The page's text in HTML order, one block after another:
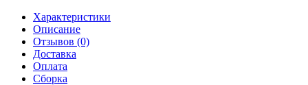
Характеристики
Описание
Отзывов (0)
Доставка
Оплата
Сборка